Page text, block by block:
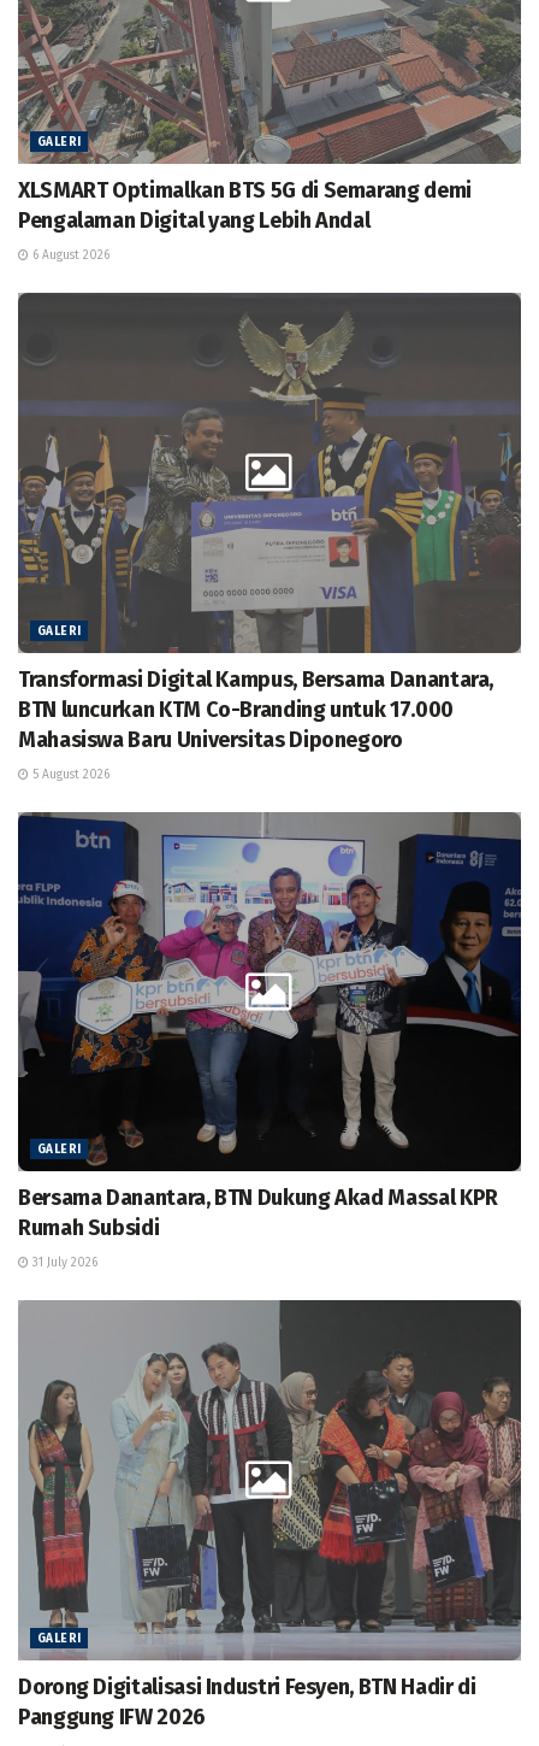
GALERI
XLSMART Optimalkan BTS 5G di Semarang demi
Pengalaman Digital yang Lebih Andal
6 August 2026
GALERI
Transformasi Digital Kampus, Bersama Danantara,
BTN luncurkan KTM Co-Branding untuk 17.000
Mahasiswa Baru Universitas Diponegoro
5 August 2026
GALERI
Bersama Danantara, BTN Dukung Akad Massal KPR
Rumah Subsidi
31 July 2026
GALERI
Dorong Digitalisasi Industri Fesyen, BTN Hadir di
Panggung IFW 2026